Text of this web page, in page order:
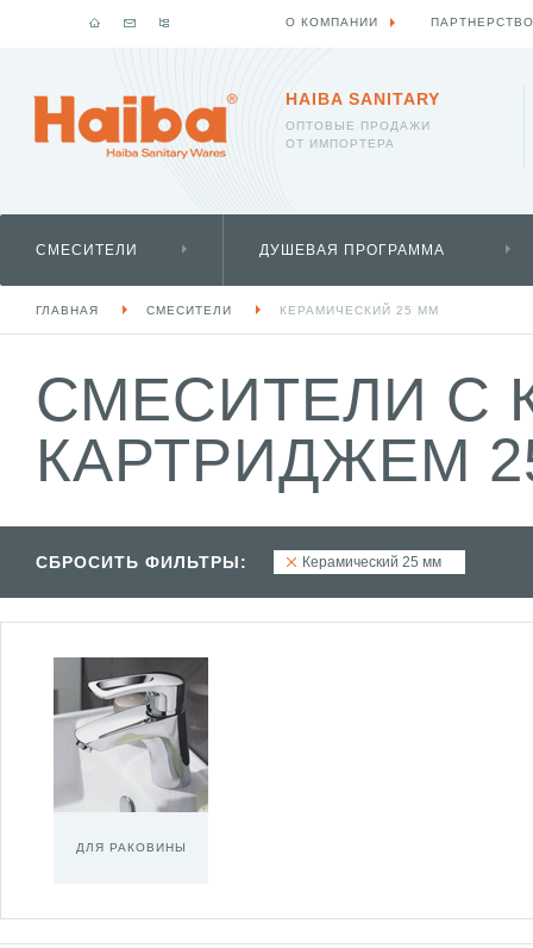
HAIBA SANITARY
ОПТОВЫЕ ПРОДАЖИ
ОТ ИМПОРТЕРА
СМЕСИТЕЛИ ДУШЕВАЯ ПРОГРАММА
ГЛАВНАЯ СМЕСИТЕЛИ КЕРАМИЧЕСКИЙ 25 ММ
СМЕСИТЕЛИ С
КАРТРИДЖЕМ
СБРОСИТЬ ФИЛЬТРЫ: Керамический 25 мм
ДЛЯ РАКОВИНЫ
О КОМПАНИИ ПАРТНЕРСТВО